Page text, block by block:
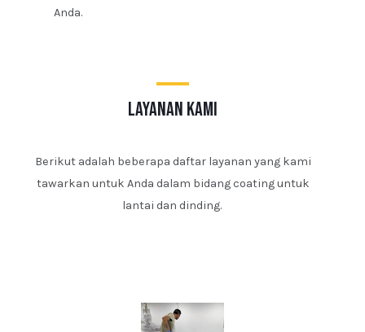
Anda.
layanan kami
Berikut adalah beberapa daftar layanan yang kami
tawarkan untuk Anda dalam bidang coating untuk
lantai dan dinding.